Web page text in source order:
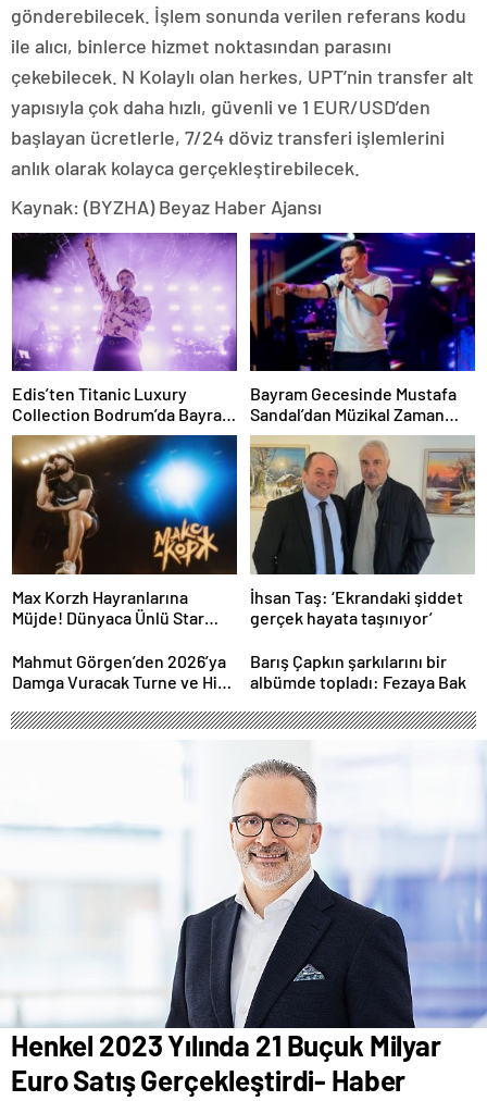
gönderebilecek. İşlem sonunda verilen referans kodu
ile alıcı, binlerce hizmet noktasından parasını
çekebilecek. N Kolaylı olan herkes, UPT’nin transfer alt
yapısıyla çok daha hızlı, güvenli ve 1 EUR/USD’den
başlayan ücretlerle, 7/24 döviz transferi işlemlerini
anlık olarak kolayca gerçekleştirebilecek.
Kaynak: (BYZHA) Beyaz Haber Ajansı
Edis’ten Titanic Luxury
Collection Bodrum’da Bayram
Gecesine Damga Vuran
Performans
Bayram Gecesinde Mustafa
Sandal’dan Müzikal Zaman
Yolculuğu
Max Korzh Hayranlarına
Müjde! Dünyaca Ünlü Star
Performansla Hayranlarıyla
Buluşuyor
İhsan Taş: ‘Ekrandaki şiddet
gerçek hayata taşınıyor’
Mahmut Görgen’den 2026’ya
Damga Vuracak Turne ve Hit
Barış Çapkın şarkılarını bir
albümde topladı: Fezaya Bak
Henkel 2023 Yılında 21 Buçuk Milyar
Euro Satış Gerçekleştirdi- Haber